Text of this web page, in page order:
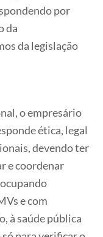
por
da
da legislação
o empresário
ética, legal
devendo ter
e coordenar
e com
à saúde pública